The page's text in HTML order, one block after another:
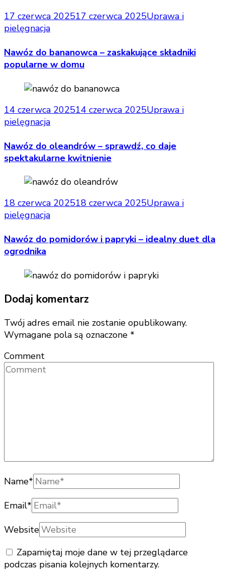
17 czerwca 202517 czerwca 2025Uprawa i
pielęgnacja
Nawóz do bananowca – zaskakujące składniki
popularne w domu
14 czerwca 202514 czerwca 2025Uprawa i
pielęgnacja
Nawóz do oleandrów – sprawdź, co daje
spektakularne kwitnienie
18 czerwca 202518 czerwca 2025Uprawa i
pielęgnacja
Nawóz do pomidorów i papryki – idealny duet dla
ogrodnika
Dodaj komentarz
Twój adres email nie zostanie opublikowany.
Wymagane pola są oznaczone *
Comment
Name*
Email*
Website
Zapamiętaj moje dane w tej przeglądarce
podczas pisania kolejnych komentarzy.